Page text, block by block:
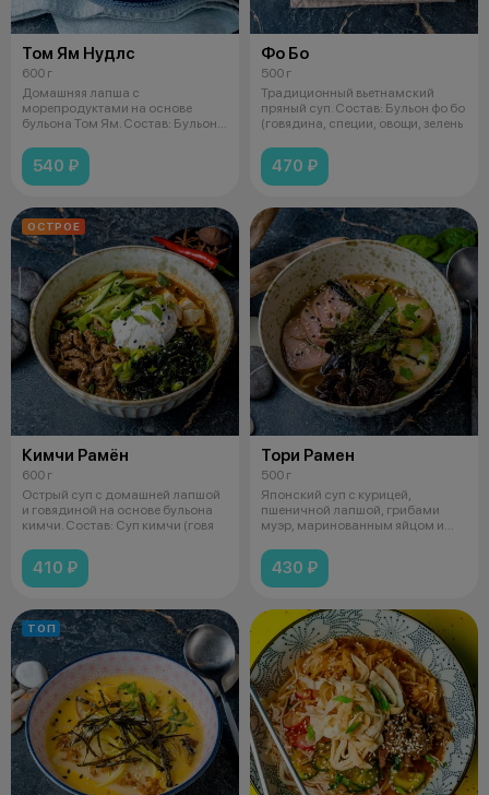
Том Ям Нудлс
600 г
Домашняя лапша с
морепродуктами на основе
бульона Том Ям. Состав: Бульон
540 ₽
Фо Бо
500 г
Традиционный вьетнамский
пряный суп. Состав: Бульон фо бо
(говядина, специи, овощи, зелень
470 ₽
ОСТРОЕ
Кимчи Рамён
600 г
Острый суп с домашней лапшой
и говядиной на основе бульона
кимчи. Состав: Суп кимчи (говя
410 ₽
Тори Рамен
500 г
Японский суп с курицей,
пшеничной лапшой, грибами
муэр, маринованным яйцом и
430 ₽
ТОП